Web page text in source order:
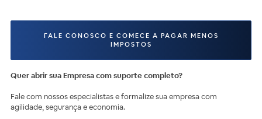
FALE CONOSCO E COMECE A PAGAR MENOS
IMPOSTOS
Quer abrir sua Empresa com suporte completo?
Fale com nossos especialistas e formalize sua empresa com
agilidade, segurança e economia.